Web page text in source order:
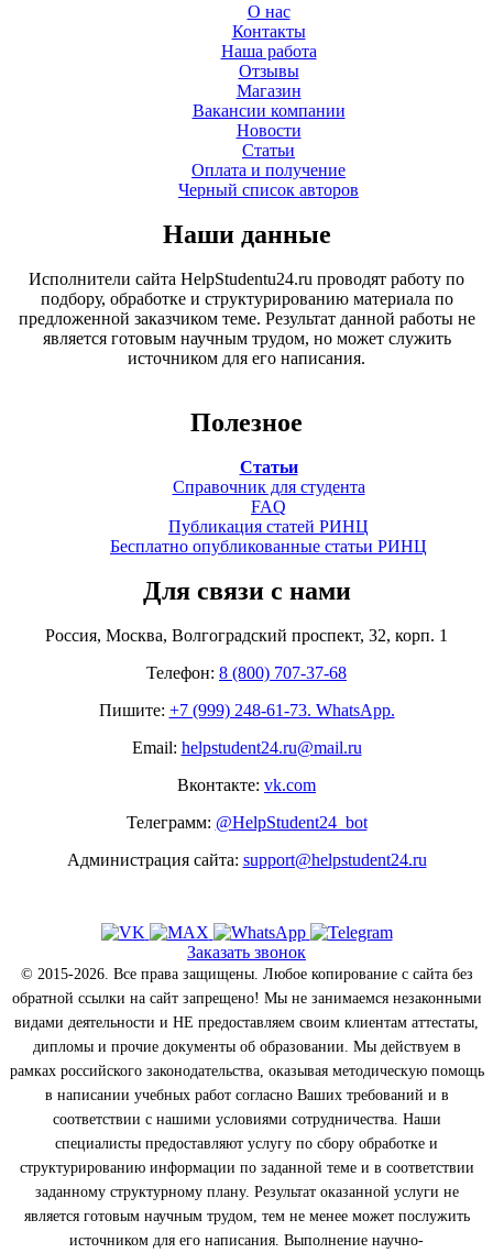
О нас
Контакты
Наша работа
Отзывы
Магазин
Вакансии компании
Новости
Статьи
Оплата и получение
Черный список авторов
Наши данные
Исполнители сайта HelpStudentu24.ru проводят работу по
подбору, обработке и структурированию материала по
предложенной заказчиком теме. Результат данной работы не
является готовым научным трудом, но может служить
источником для его написания.
Полезное
Статьи
Справочник для студента
FAQ
Публикация статей РИНЦ
Бесплатно опубликованные статьи РИНЦ
Для связи с нами
Россия, Москва, Волгоградский проспект, 32, корп. 1
Телефон: 8 (800) 707-37-68
Пишите: +7 (999) 248-61-73. WhatsApp.
Email: helpstudent24.ru@mail.ru
Вконтакте: vk.com
Телеграмм: @HelpStudent24_bot
Администрация сайта: support@helpstudent24.ru
Заказать звонок
© 2015-2026. Все права защищены. Любое копирование с сайта без
обратной ссылки на сайт запрещено! Мы не занимаемся незаконными
видами деятельности и НЕ предоставляем своим клиентам аттестаты,
дипломы и прочие документы об образовании. Мы действуем в
рамках российского законодательства, оказывая методическую помощь
в написании учебных работ согласно Ваших требований и в
соответствии с нашими условиями сотрудничества. Наши
специалисты предоставляют услугу по сбору обработке и
структурированию информации по заданной теме и в соответствии
заданному структурному плану. Результат оказанной услуги не
является готовым научным трудом, тем не менее может послужить
источником для его написания. Выполнение научно-